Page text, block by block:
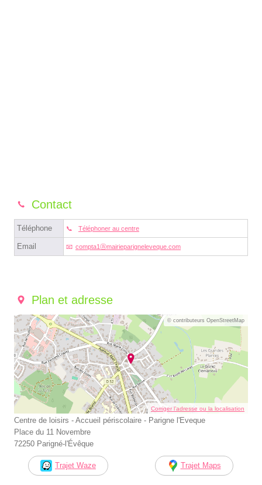
Contact
Téléphone Téléphoner au centre
Email compta1ⓐmairieparigneleveque.com
Plan et adresse
© contributeurs OpenStreetMap
Corriger l’adresse ou la localisation
Centre de loisirs - Accueil périscolaire - Parigne l'Eveque
Place du 11 Novembre
72250 Parigné-l'Évêque
Trajet Waze Trajet Maps